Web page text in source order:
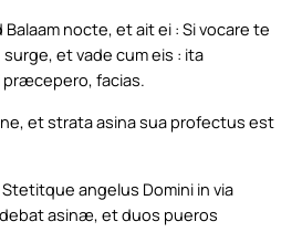
nocte, et ait ei : Si vocare te
et vade cum eis : ita
facias.
et strata asina sua profectus est
angelus Domini in via
asinæ, et duos pueros